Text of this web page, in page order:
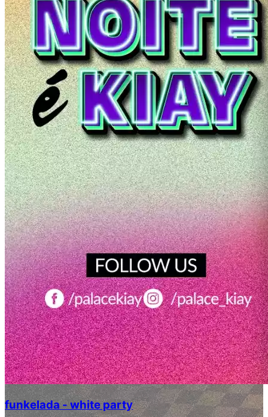
funkelada - white party